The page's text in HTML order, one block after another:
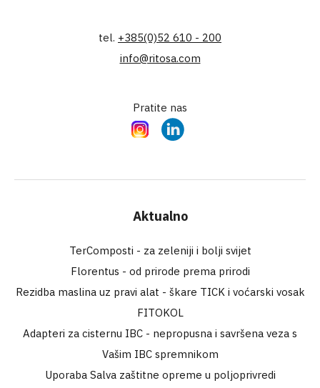
tel. +385(0)52 610 - 200
info@ritosa.com
Pratite nas
InstagramLinkedIn
Aktualno
TerComposti - za zeleniji i bolji svijet
Florentus - od prirode prema prirodi
Rezidba maslina uz pravi alat - škare TICK i voćarski vosak
FITOKOL
Adapteri za cisternu IBC - nepropusna i savršena veza s
Vašim IBC spremnikom
Uporaba Salva zaštitne opreme u poljoprivredi